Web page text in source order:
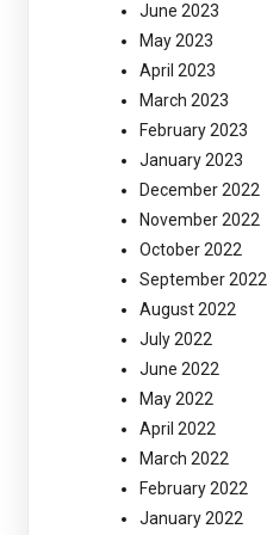
June 2023
May 2023
April 2023
March 2023
February 2023
January 2023
December 2022
November 2022
October 2022
September 2022
August 2022
July 2022
June 2022
May 2022
April 2022
March 2022
February 2022
January 2022